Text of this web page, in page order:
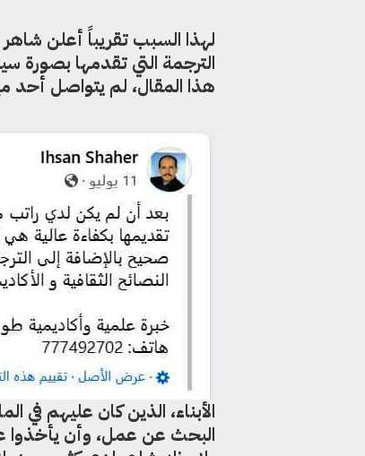
لهذا السبب تقريباً أعلن
هذا المقال، لم يتواصل
الأبناء، الذين كان عليهم في
البحث عن عمل، وأن يأخذوا